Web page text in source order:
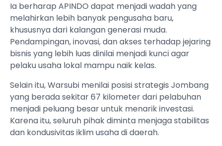
Ia berharap APINDO dapat menjadi wadah yang
melahirkan lebih banyak pengusaha baru,
khususnya dari kalangan generasi muda.
Pendampingan, inovasi, dan akses terhadap jejaring
bisnis yang lebih luas dinilai menjadi kunci agar
pelaku usaha lokal mampu naik kelas.
Selain itu, Warsubi menilai posisi strategis Jombang
yang berada sekitar 67 kilometer dari pelabuhan
menjadi peluang besar untuk menarik investasi.
Karena itu, seluruh pihak diminta menjaga stabilitas
dan kondusivitas iklim usaha di daerah.